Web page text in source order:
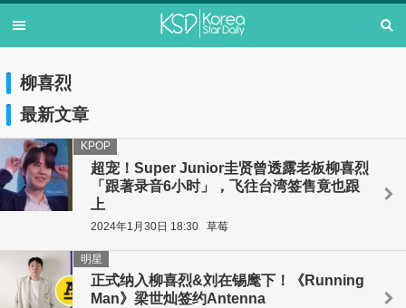
柳喜烈
最新文章
超宠！Super Junior圭贤曾透露老板柳喜烈
「跟著录音6小时」，飞往台湾签售竟也跟
上
KPOP
2024年1月30日 18:30 草莓
正式纳入柳喜烈&刘在锡麾下！《Running
Man》梁世灿签约Antenna
明星